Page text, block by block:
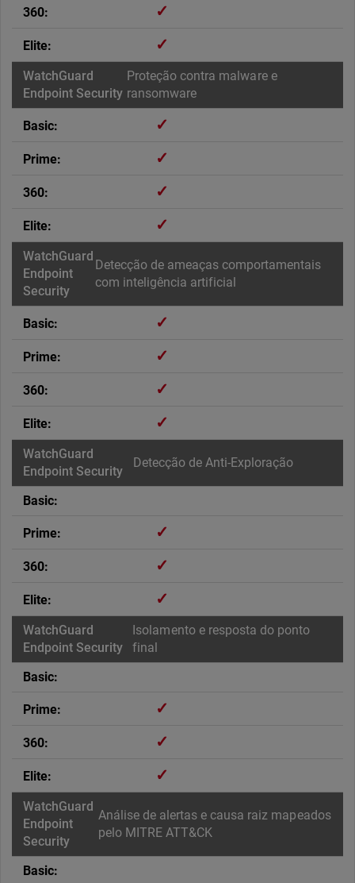
✓
✓
Proteção contra malware e
ransomware
✓
✓
✓
✓
Detecção de ameaças comportamentais
com inteligência artificial
✓
✓
✓
✓
Detecção de Anti-Exploração
✓
✓
✓
Isolamento e resposta do ponto
final
✓
✓
✓
Análise de alertas e causa raiz mapeados
pelo MITRE ATT&CK